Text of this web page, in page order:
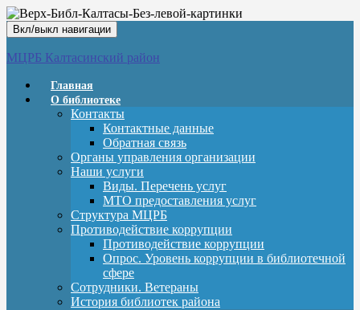
Вкл/выкл навигации
МЦРБ Калтасинский район
Главная
О библиотеке
Контакты
Контактные данные
Обратная связь
Органы управления организации
Наши услуги
Виды. Перечень услуг
МТО предоставления услуг
Структура МЦРБ
Противодействие коррупции
Противодействие коррупции
Опрос. Уровень коррупции в библиотечной
сфере
Сотрудники. Ветераны
История библиотек района